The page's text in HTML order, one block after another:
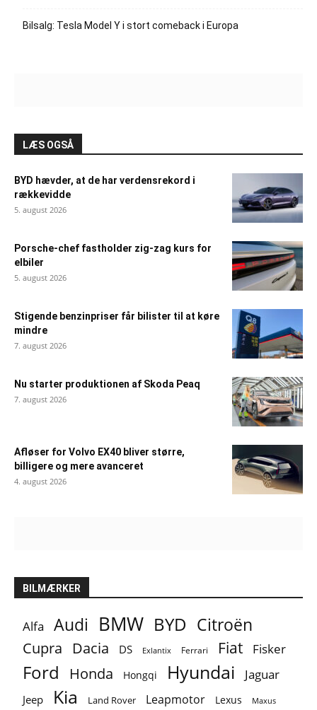
Bilsalg: Tesla Model Y i stort comeback i Europa
LÆS OGSÅ
BYD hævder, at de har verdensrekord i
rækkevidde
5. august 2026
Porsche-chef fastholder zig-zag kurs for
elbiler
5. august 2026
Stigende benzinpriser får bilister til at køre
mindre
7. august 2026
Nu starter produktionen af Skoda Peaq
7. august 2026
Afløser for Volvo EX40 bliver større,
billigere og mere avanceret
4. august 2026
BILMÆRKER
Alfa Audi BMW BYD Citroën
Cupra Dacia DS Exlantix Ferrari Fiat Fisker
Ford Honda Hongqi Hyundai Jaguar
Jeep Kia Land Rover Leapmotor Lexus Maxus